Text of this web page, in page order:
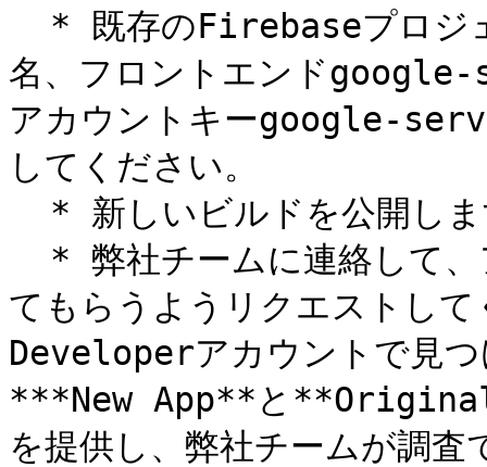
名、フロントエンド
アカウントキーgoogle-
してください。
てもらうようリクエストし
Developerアカウントで見
***New App**と**Original
を提供し、弊社チームが調